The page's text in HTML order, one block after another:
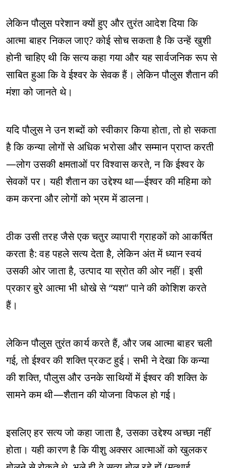
लेकिन पौलुस परेशान क्यों हुए और तुरंत आदेश दिया कि
आत्मा बाहर निकल जाए? कोई सोच सकता है कि उन्हें खुशी
होनी चाहिए थी कि सत्य कहा गया और यह सार्वजनिक रूप से
साबित हुआ कि वे ईश्वर के सेवक हैं। लेकिन पौलुस शैतान की
मंशा को जानते थे।
यदि पौलुस ने उन शब्दों को स्वीकार किया होता, तो हो सकता
है कि कन्या लोगों से अधिक भरोसा और सम्मान प्राप्त करती
—लोग उसकी क्षमताओं पर विश्वास करते, न कि ईश्वर के
सेवकों पर। यही शैतान का उद्देश्य था—ईश्वर की महिमा को
कम करना और लोगों को भ्रम में डालना।
ठीक उसी तरह जैसे एक चतुर व्यापारी ग्राहकों को आकर्षित
करता है: वह पहले सत्य देता है, लेकिन अंत में ध्यान स्वयं
उसकी ओर जाता है, उत्पाद या स्रोत की ओर नहीं। इसी
प्रकार बुरे आत्मा भी धोखे से “यश” पाने की कोशिश करते
हैं।
लेकिन पौलुस तुरंत कार्य करते हैं, और जब आत्मा बाहर चली
गई, तो ईश्वर की शक्ति प्रकट हुई। सभी ने देखा कि कन्या
की शक्ति, पौलुस और उनके साथियों में ईश्वर की शक्ति के
सामने कम थी—शैतान की योजना विफल हो गई।
इसलिए हर सत्य जो कहा जाता है, उसका उद्देश्य अच्छा नहीं
होता। यही कारण है कि यीशु अक्सर आत्माओं को खुलकर